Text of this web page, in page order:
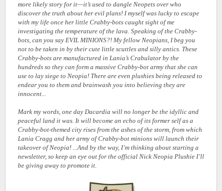
more likely story for it—it’s used to dangle Neopets over who
discover the truth about her evil plans! I myself was lucky to escape
with my life once her little Crabby-bots caught sight of me
investigating the temperature of the lava. Speaking of the Crabby-
bots, can you say EVIL MINIONS?! My fellow Neopians, I beg you
not to be taken in by their cute little scuttles and silly antics. These
Crabby-bots are manufactured in Lania’s Crabulator by the
hundreds so they can form a massive Crabby-bot army that she can
use to lay siege to Neopia! There are even plushies being released to
endear you to them and brainwash you into believing they are
innocent...
Mark my words, one day Dacardia will no longer be the idyllic and
peaceful land it was. It will become an echo of its former self as a
Crabby-bot-themed city rises from the ashes of the storm, from which
Lania Cragg and her army of Crabby-bot minions will launch their
takeover of Neopia! ...And by the way, I’m thinking about starting a
newsletter, so keep an eye out for the official Nick Neopia Plushie I’ll
be giving away to promote it.